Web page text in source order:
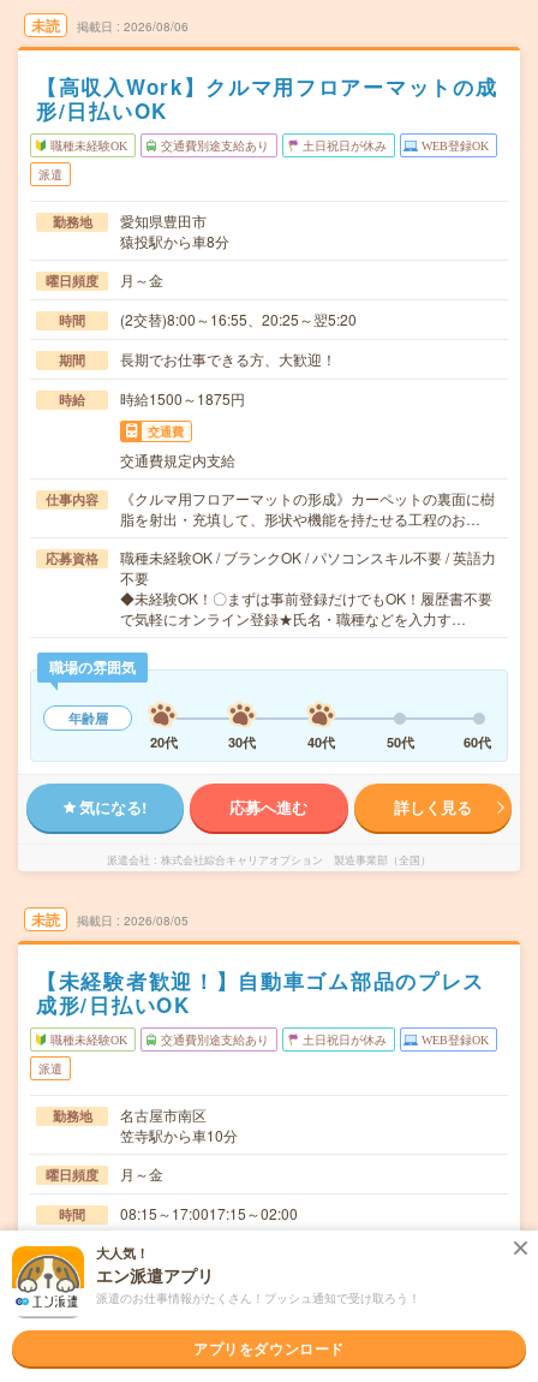
未読 掲載日 2026/08/06
【高収入Work】クルマ用フロアーマットの成
形/日払いOK
職種未経験OK 交通費別途支給あり 土日祝日が休み WEB登録OK
派遣
勤務地
愛知県豊田市
猿投駅から車8分
曜日頻度 月～金
時間 (2交替)8:00～16:55、20:25～翌5:20
期間 長期でお仕事できる方、大歓迎！
時給 時給1500～1875円
交通費
交通費規定内支給
仕事内容
《クルマ用フロアーマットの形成》カーペットの裏面に樹
脂を射出・充填して、形状や機能を持たせる工程のお…
応募資格
職種未経験OK / ブランクOK / パソコンスキル不要 / 英語力
不要
◆未経験OK！〇まずは事前登録だけでもOK！履歴書不要
で気軽にオンライン登録★氏名・職種などを入力す…
職場の雰囲気
年齢層
20代
30代 40代 50代 60代
気になる! 応募へ進む 詳しく見る
派遣会社 株式会社綜合キャリアオプション 製造事業部（全国）
未読 掲載日 2026/08/05
【未経験者歓迎！】自動車ゴム部品のプレス
成形/日払いOK
職種未経験OK 交通費別途支給あり 土日祝日が休み WEB登録OK
派遣
勤務地
名古屋市南区
笠寺駅から車10分
曜日頻度 月～金
時間 08:15～17:0017:15～02:00
期間 長期でお仕事できる方、大歓迎！
時給 時給1200円
交通費規定内支給
大人気！
エン派遣アプリ
派遣のお仕事情報がたくさん！プッシュ通知で受け取ろう！
アプリをダウンロード